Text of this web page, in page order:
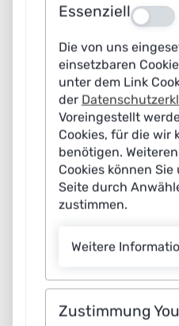
und macht deutlich, wie
Steuerung und Innovation
werden können – und
Mehrwert für Klima,
Welche Rolle spielen Key-
einer KI-basierten
Politik, Verwaltung und
gesellschaftliche Ziele –
kann KI zielgerichtet lernen
Essenziell Aus
Die von uns
einsetzbaren
unter dem Link
der
Voreingestellt
Cookies, für die wir
benötigen.
Cookies können
Seite durch
zustimmen.
Weitere
Zustimmung